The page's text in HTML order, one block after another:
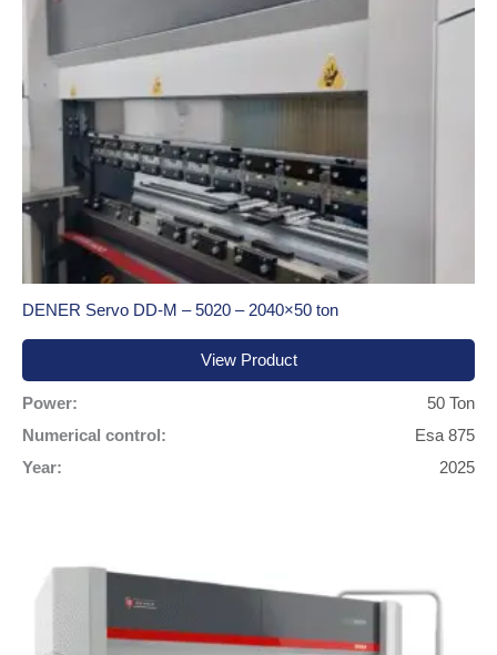
DENER Servo DD-M – 5020 – 2040×50 ton
View Product
Power:
50 Ton
Numerical control:
Esa 875
Year:
2025